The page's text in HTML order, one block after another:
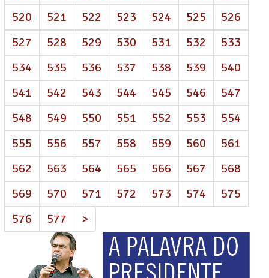
520
521 522 523 524 525
526
527
528 529 530 531 532
533
534
535 536 537 538 539
540
541
542 543 544 545 546
547
548
549 550 551 552 553
554
555
556 557 558 559 560
561
562
563 564 565 566 567
568
569
570 571 572 573 574
575
576
577 >